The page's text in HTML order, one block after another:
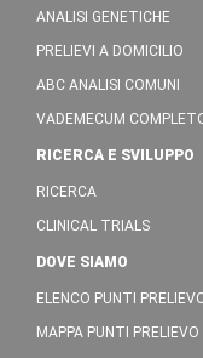
ANALISI GENETICHE
PRELIEVI A DOMICILIO
ABC ANALISI COMUNI
VADEMECUM
RICERCA E SVILUPPO
RICERCA
CLINICAL TRIALS
DOVE SIAMO
ELENCO PUNTI
MAPPA PUNTI PRELIEVO